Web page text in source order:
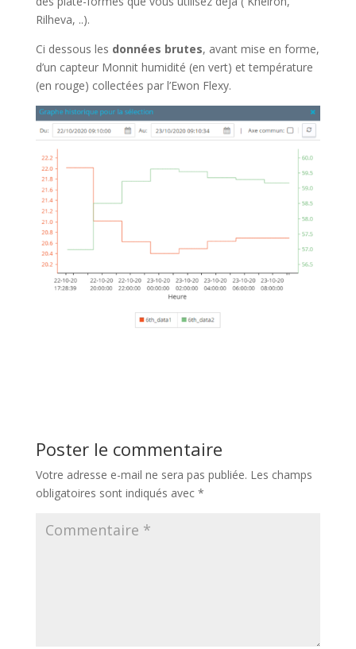
Rilheva, ..).
Ci dessous les données brutes, avant mise en forme,
d’un capteur Monnit humidité (en vert) et température
(en rouge) collectées par l’Ewon Flexy.
Poster le commentaire
Votre adresse e-mail ne sera pas publiée. Les champs
obligatoires sont indiqués avec *